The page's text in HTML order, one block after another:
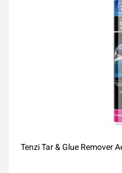
Tenzi Tar & Glue Remover